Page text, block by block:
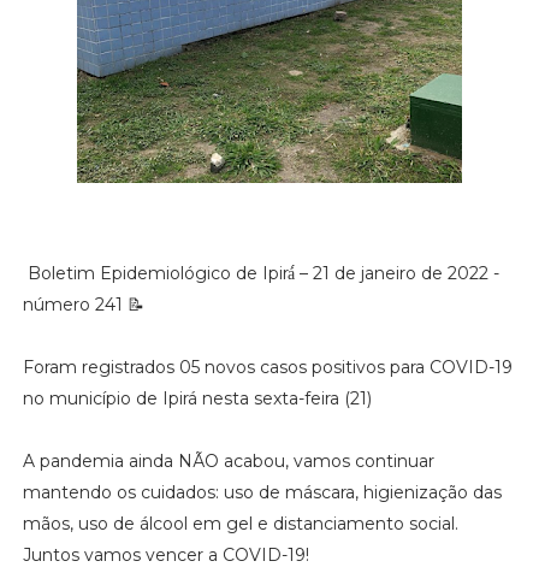
Boletim Epidemiológico de Ipirá́ – 21 de janeiro de 2022 -
número 241 📝
Foram registrados 05 novos casos positivos para COVID-19
no município de Ipirá nesta sexta-feira (21)
A pandemia ainda NÃO acabou, vamos continuar
mantendo os cuidados: uso de máscara, higienização das
mãos, uso de álcool em gel e distanciamento social.
Juntos vamos vencer a COVID-19!